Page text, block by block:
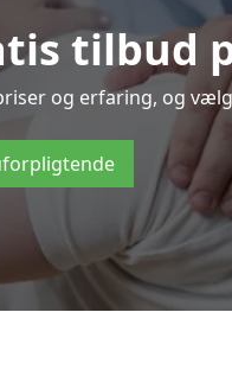
tilbud
og erfaring, og